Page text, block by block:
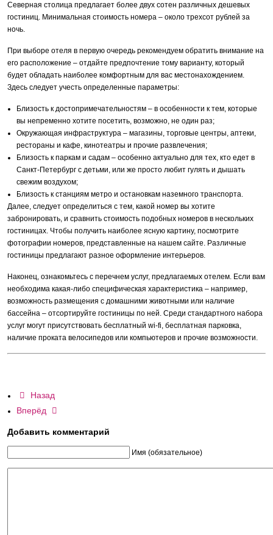
Северная столица предлагает более двух сотен различных дешевых
гостиниц. Минимальная стоимость номера – около трехсот рублей за
ночь.
При выборе отеля в первую очередь рекомендуем обратить внимание на
его расположение – отдайте предпочтение тому варианту, который
будет обладать наиболее комфортным для вас местонахождением.
Здесь следует учесть определенные параметры:
Близость к достопримечательностям – в особенности к тем, которые
вы непременно хотите посетить, возможно, не один раз;
Окружающая инфраструктура – магазины, торговые центры, аптеки,
рестораны и кафе, кинотеатры и прочие развлечения;
Близость к паркам и садам – особенно актуально для тех, кто едет в
Санкт-Петербург с детьми, или же просто любит гулять и дышать
свежим воздухом;
Близость к станциям метро и остановкам наземного транспорта.
Далее, следует определиться с тем, какой номер вы хотите
забронировать, и сравнить стоимость подобных номеров в нескольких
гостиницах. Чтобы получить наиболее ясную картину, посмотрите
фотографии номеров, представленные на нашем сайте. Различные
гостиницы предлагают разное оформление интерьеров.
Наконец, ознакомьтесь с перечнем услуг, предлагаемых отелем. Если вам
необходима какая-либо специфическая характеристика – например,
возможность размещения с домашними животными или наличие
бассейна – отсортируйте гостиницы по ней. Среди стандартного набора
услуг могут присутствовать бесплатный wi-fi, бесплатная парковка,
наличие проката велосипедов или компьютеров и прочие возможности.
Назад
Вперёд
Добавить комментарий
Имя (обязательное)